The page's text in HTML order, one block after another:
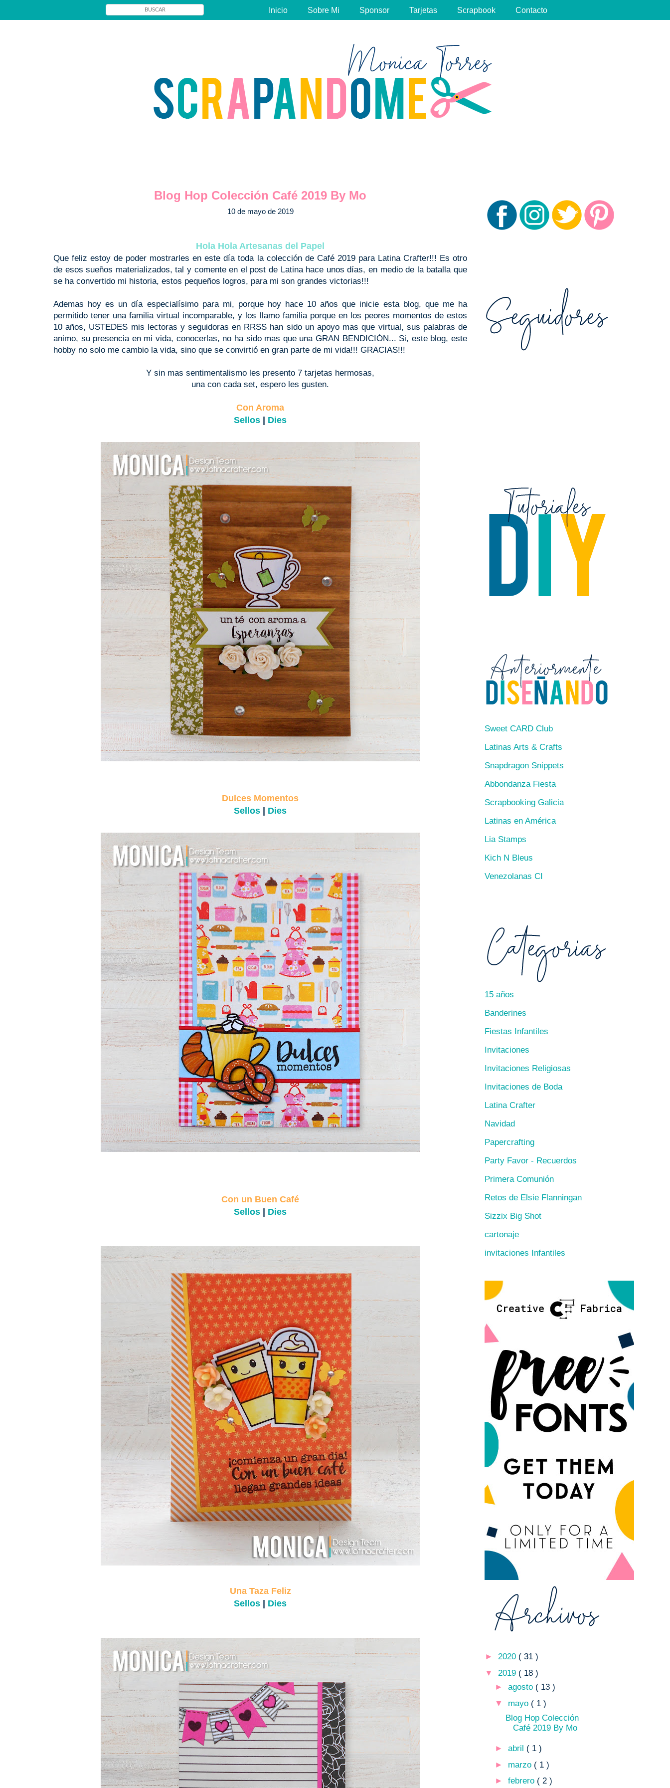
Inicio Sobre Mi Sponsor Tarjetas Scrapbook Contacto
Blog Hop Colección Café 2019 By Mo
10 de mayo de 2019
Hola Hola Artesanas del Papel
Que feliz estoy de poder mostrarles en este día toda la colección de Café 2019 para Latina Crafter!!! Es otro
de esos sueños materializados, tal y comente en el post de Latina hace unos días, en medio de la batalla que
se ha convertido mi historia, estos pequeños logros, para mi son grandes victorias!!!
Ademas hoy es un día especialísimo para mi, porque hoy hace 10 años que inicie esta blog, que me ha
permitido tener una familia virtual incomparable, y los llamo familia porque en los peores momentos de estos
10 años, USTEDES mis lectoras y seguidoras en RRSS han sido un apoyo mas que virtual, sus palabras de
animo, su presencia en mi vida, conocerlas, no ha sido mas que una GRAN BENDICIÓN... Si, este blog, este
hobby no solo me cambio la vida, sino que se convirtió en gran parte de mi vida!!! GRACIAS!!!
Y sin mas sentimentalismo les presento 7 tarjetas hermosas,
una con cada set, espero les gusten.
Con Aroma
Sellos
Dies
Dulces Momentos
Sellos
Dies
Con un Buen Café
Sellos
Dies
Una Taza Feliz
Sellos
Dies
Sweet CARD Club
Latinas Arts & Crafts
Snapdragon Snippets
Abbondanza Fiesta
Scrapbooking Galicia
Latinas en América
Lia Stamps
Kich N Bleus
Venezolanas CI
15 años
Banderines
Fiestas Infantiles
Invitaciones
Invitaciones Religiosas
Invitaciones de Boda
Latina Crafter
Navidad
Papercrafting
Party Favor - Recuerdos
Primera Comunión
Retos de Elsie Flanningan
Sizzix Big Shot
cartonaje
invitaciones Infantiles
► 2020 ( 31 )
▼ 2019 ( 18 )
►agosto ( 13 )
▼ mayo ( 1 )
Blog Hop Colección
Café 2019 By Mo
►abril ( 1 )
► marzo ( 1 )
►febrero ( 2 )